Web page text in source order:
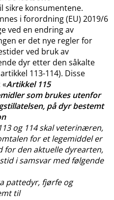
sikre konsumentene.
i forordning (EU) 2019/6
ved en endring av
er det nye regler for
ved bruk av
dyr etter den såkalte
113-114). Disse
«Artikkel 115
som brukes utenfor
på dyr bestemt
og 114 skal veterinæren,
for et legemiddel er
for den aktuelle dyrearten,
i samsvar med følgende
pattedyr, fjørfe og
til